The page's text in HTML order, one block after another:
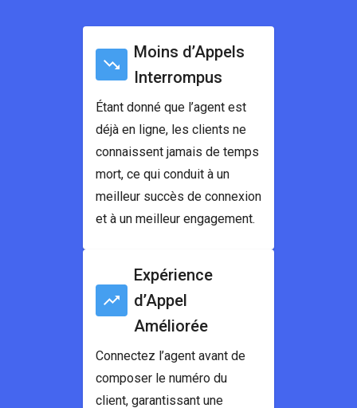
Moins d’Appels
Interrompus
Étant donné que l’agent est
déjà en ligne, les clients ne
connaissent jamais de temps
mort, ce qui conduit à un
meilleur succès de connexion
et à un meilleur engagement.
Expérience
d’Appel
Améliorée
Connectez l’agent avant de
composer le numéro du
client, garantissant une